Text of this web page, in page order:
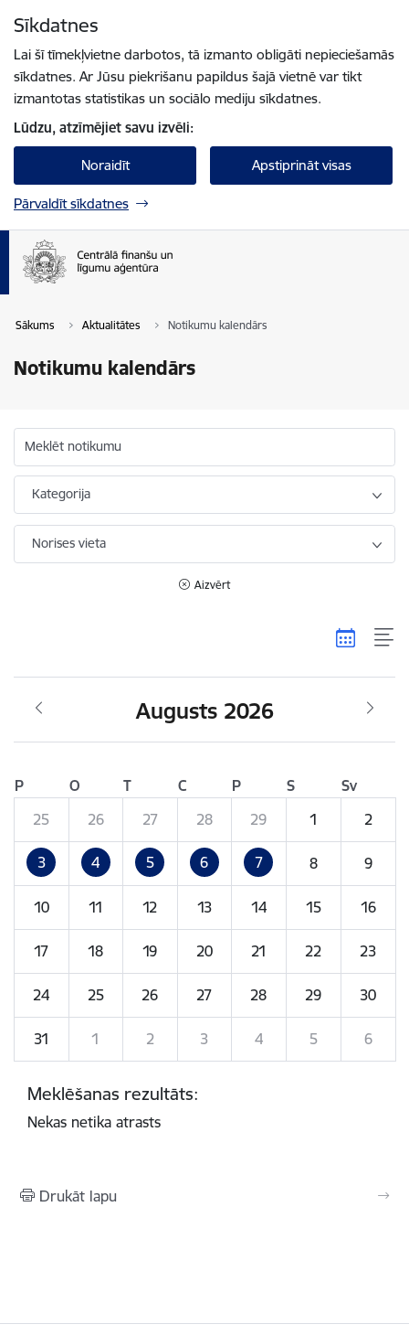
Sīkdatnes
Lai šī tīmekļvietne darbotos, tā izmanto obligāti nepieciešamās
sīkdatnes. Ar Jūsu piekrišanu papildus šajā vietnē var tikt
izmantotas statistikas un sociālo mediju sīkdatnes.
Lūdzu, atzīmējiet savu izvēli:
Noraidīt Apstiprināt visas
Pārvaldīt sīkdatnes
Sākums Aktualitātes Notikumu kalendārs
Notikumu kalendārs
Meklēt notikumu
Kategorija
Norises vieta
Aizvērt
Augusts 2026
P O T C P S
Sv
25
26 27 28 29 1 2
3 4 5 6 7 8 9
10 11 12 13 14 15 16
17 18 19 20 21 22 23
24 25 26 27 28 29 30
31 1 2 3 4 5 6
Meklēšanas rezultāts:
Nekas netika atrasts
Drukāt lapu